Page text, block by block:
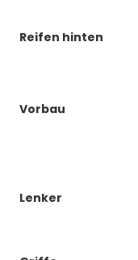
Reifen hinten
Vorbau
Lenker